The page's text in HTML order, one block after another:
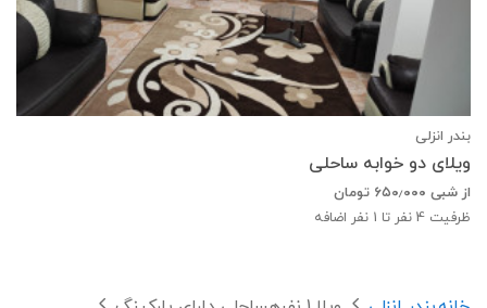
بندر انزلی
ویلای دو خوابه ساحلی
از شبی ۶۵۰٫۰۰۰ تومان
ظرفیت 4 نفر تا 1 نفر اضافه